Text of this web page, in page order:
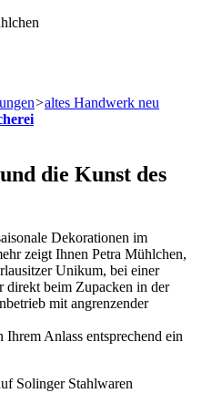
>altes Handwerk neu
die Kunst des
Dekorationen im
zeigt Ihnen Petra Mühlchen,
Unikum, bei einer
direkt beim Zupacken in der
mit angrenzender
Anlass entsprechend ein
Solinger Stahlwaren